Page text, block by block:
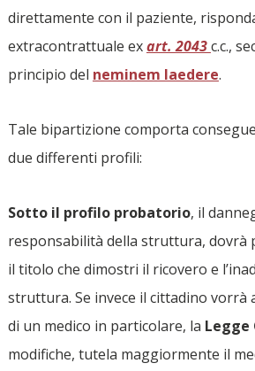
direttamente con il paziente,
extracontrattuale exart. 2043c.c.,
principio del neminem laedere.
Tale bipartizione comporta
due differenti profili:
Sotto il profilo probatorio, il
responsabilità della struttura, dovrà
il titolo che dimostri il ricovero e
struttura. Se invece il cittadino vorrà
di un medico in particolare, la Legge
modifiche, tutela maggiormente il